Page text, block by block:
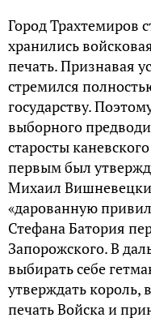
Город Трахтемиров
хранились
печать. Признавая
стремился
государству.
выборного
старосты
первым был
Михаил
«дарованную
Стефана Батория
Запорожского. В
выбирать себе
утверждать король,
печать Войска и